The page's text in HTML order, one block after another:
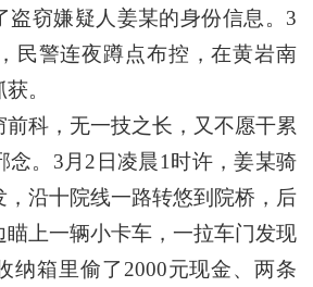
盗窃嫌疑人姜某的身份信息。3
民警连夜蹲点布控，在黄岩南
。
科，无一技之长，又不愿干累
念。3月2日凌晨1时许，姜某骑
，沿十院线一路转悠到院桥，后
瞄上一辆小卡车，一拉车门发现
纳箱里偷了2000元现金、两条